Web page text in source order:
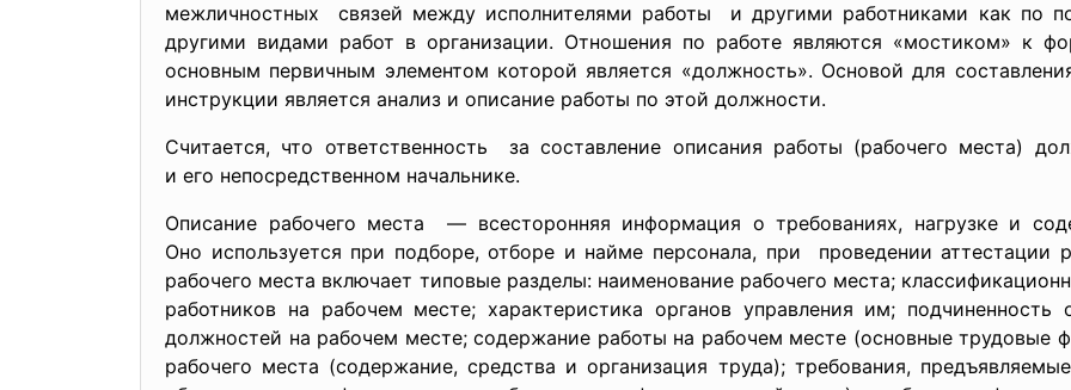
межличностных связей между исполнителями работы и другими работниками как по
другими видами работ в организации. Отношения по работе являются «мостиком» к
основным первичным элементом которой является «должность». Основой для
инструкции является анализ и описание работы по этой должности.
Считается, что ответственность за составление описания работы (рабочего места)
и его непосредственном начальнике.
Описание рабочего места — всесторонняя информация о требованиях, нагрузке и
Оно используется при подборе, отборе и найме персонала, при проведении аттестации
рабочего места включает типовые разделы: наименование рабочего места;
работников на рабочем месте; характеристика органов управления им; подчиненность
должностей на рабочем месте; содержание работы на рабочем месте (основные трудовые
рабочего места (содержание, средства и организация труда); требования,